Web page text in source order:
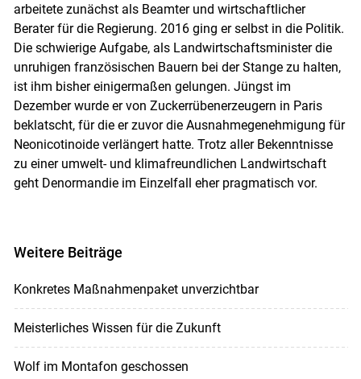
arbeitete zunächst als Beamter und wirtschaftlicher
Berater für die Regierung. 2016 ging er selbst in die Politik.
Die schwierige Aufgabe, als Landwirtschaftsminister die
unruhigen französischen Bauern bei der Stange zu halten,
ist ihm bisher einigermaßen gelungen. Jüngst im
Dezember wurde er von Zuckerrübenerzeugern in Paris
beklatscht, für die er zuvor die Ausnahmegenehmigung für
Neonicotinoide verlängert hatte. Trotz aller Bekenntnisse
zu einer umwelt- und klimafreundlichen Landwirtschaft
geht Denormandie im Einzelfall eher pragmatisch vor.
Weitere Beiträge
Konkretes Maßnahmenpaket unverzichtbar
Meisterliches Wissen für die Zukunft
Wolf im Montafon geschossen